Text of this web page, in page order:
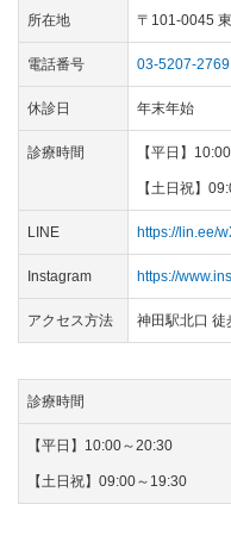
所在地 〒101-0045
電話番号 03-5207-2769
休診日 年末年始
診療時間 【平日】
【土日祝】
LINE https://lin.ee/
Instagram https://
アクセス方法 神田駅北口 徒
診療時間
【平日】10:00～20:30
【土日祝】09:00～19:30